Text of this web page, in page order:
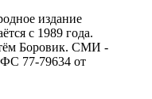
издание
с 1989 года.
Боровик. CМИ -
77-79634 от